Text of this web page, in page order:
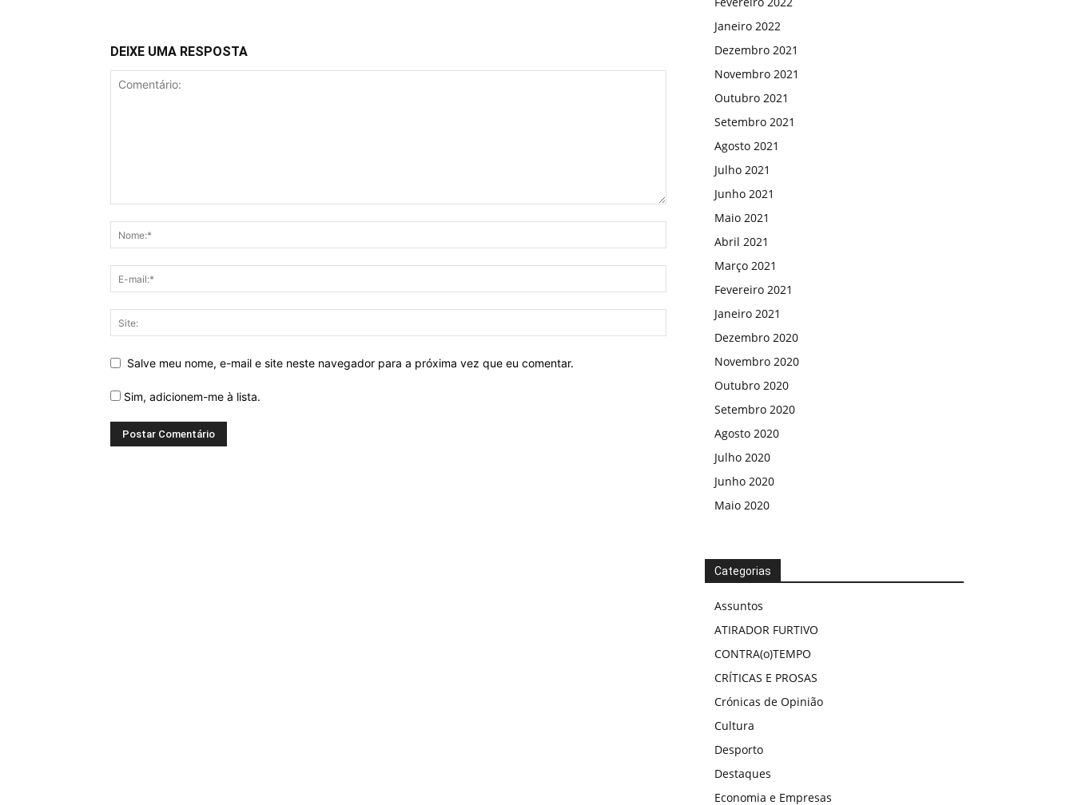
DEIXE UMA RESPOSTA
Salve meu nome, e-mail e site neste navegador para a próxima vez que eu comentar.
Sim, adicionem-me à lista.
Janeiro 2022
Dezembro 2021
Novembro 2021
Outubro 2021
Setembro 2021
Agosto 2021
Julho 2021
Junho 2021
Maio 2021
Abril 2021
Março 2021
Fevereiro 2021
Janeiro 2021
Dezembro 2020
Novembro 2020
Outubro 2020
Setembro 2020
Agosto 2020
Julho 2020
Junho 2020
Maio 2020
Categorias
Assuntos
ATIRADOR FURTIVO
CONTRA(o)TEMPO
CRÍTICAS E PROSAS
Crónicas de Opinião
Cultura
Desporto
Destaques
Economia e Empresas